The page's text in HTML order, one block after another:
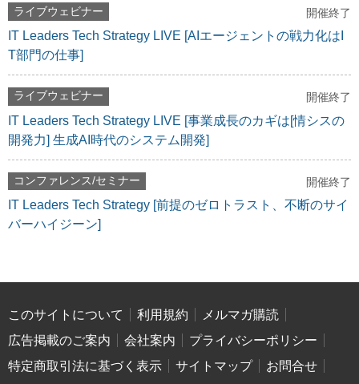
ライブウェビナー 開催終了
IT Leaders Tech Strategy LIVE [AIエージェントの戦力化はI
T部門の仕事]
ライブウェビナー 開催終了
IT Leaders Tech Strategy LIVE [事業成長のカギは[情シスの
開発力] 生成AI時代のシステム開発]
コンファレンス/セミナー 開催終了
IT Leaders Tech Strategy [前提のゼロトラスト、不断のサイ
バーハイジーン]
このサイトについて 利用規約
メルマガ購読
広告掲載のご案内
会社案内
プライバシーポリシー
特定商取引法に基づく表示
サイトマップ
お問合せ